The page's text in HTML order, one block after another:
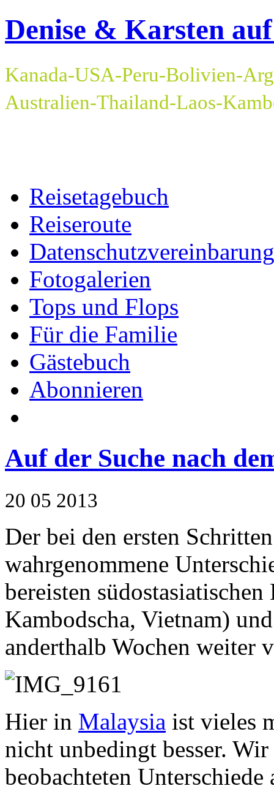
Denise & Karsten
Kanada-USA-Peru-Bolivien-
Australien-Thailand-Laos-
Reisetagebuch
Reiseroute
Fotogalerien
Tops und Flops
Für die Familie
Gästebuch
Abonnieren
Auf der Suche nach
20 05 2013
Der bei den ersten
wahrgenommene
bereisten
Kambodscha, Vietnam)
anderthalb Wochen weiter
Hier in Malaysia ist vieles
nicht unbedingt besser.
beobachteten